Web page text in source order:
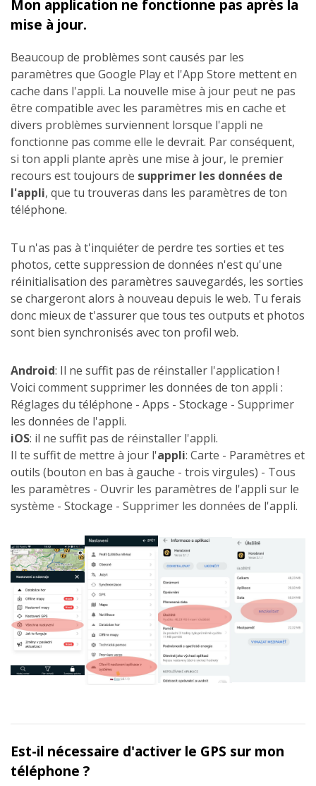
Mon application ne fonctionne pas après la
mise à jour.
Beaucoup de problèmes sont causés par les
paramètres que Google Play et l'App Store mettent en
cache dans l'appli. La nouvelle mise à jour peut ne pas
être compatible avec les paramètres mis en cache et
divers problèmes surviennent lorsque l'appli ne
fonctionne pas comme elle le devrait. Par conséquent,
si ton appli plante après une mise à jour, le premier
recours est toujours de supprimer les données de
l'appli, que tu trouveras dans les paramètres de ton
téléphone.
Tu n'as pas à t'inquiéter de perdre tes sorties et tes
photos, cette suppression de données n'est qu'une
réinitialisation des paramètres sauvegardés, les sorties
se chargeront alors à nouveau depuis le web. Tu ferais
donc mieux de t'assurer que tous tes outputs et photos
sont bien synchronisés avec ton profil web.
Android: Il ne suffit pas de réinstaller l'application !
Voici comment supprimer les données de ton appli :
Réglages du téléphone - Apps - Stockage - Supprimer
les données de l'appli.
iOS: il ne suffit pas de réinstaller l'appli.
Il te suffit de mettre à jour l'appli: Carte - Paramètres et
outils (bouton en bas à gauche - trois virgules) - Tous
les paramètres - Ouvrir les paramètres de l'appli sur le
système - Stockage - Supprimer les données de l'appli.
Est-il nécessaire d'activer le GPS sur mon
téléphone ?